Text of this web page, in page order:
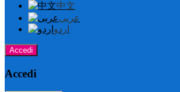
中文
عربى
اردو
Accedi
Accedi